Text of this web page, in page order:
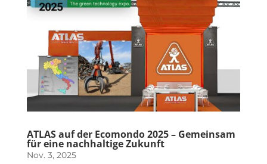
ATLAS auf der Ecomondo 2025 – Gemeinsam
für eine nachhaltige Zukunft
Nov. 3, 2025